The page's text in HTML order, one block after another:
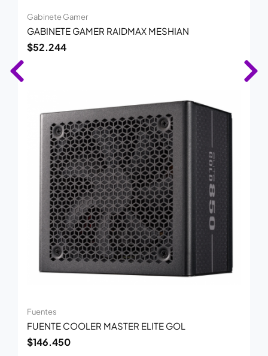
Gabinete Gamer
GABINETE GAMER RAIDMAX MESHIAN
$52.244
Fuentes
FUENTE COOLER MASTER ELITE GOL
$146.450